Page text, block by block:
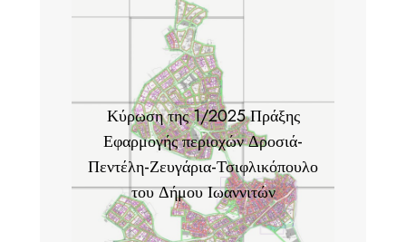
Κύρωση της 1/2025 Πράξης
Εφαρμογής περιοχών Δροσιά-
Πεντέλη-Ζευγάρια-Τσιφλικόπουλο
του Δήμου Ιωαννιτών